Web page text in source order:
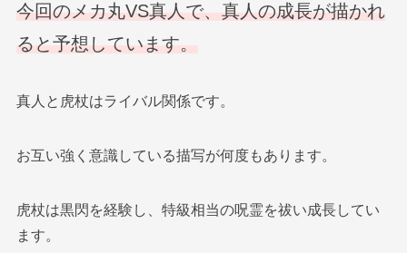
今回のメカ丸VS真人で、真人の成長が描かれ
ると予想しています。
真人と虎杖はライバル関係です。
お互い強く意識している描写が何度もあります。
虎杖は黒閃を経験し、特級相当の呪霊を祓い成長してい
ます。